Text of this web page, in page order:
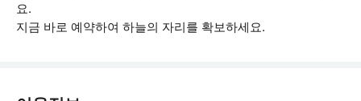
요.
지금 바로 예약하여 하늘의 자리를 확보하세요.